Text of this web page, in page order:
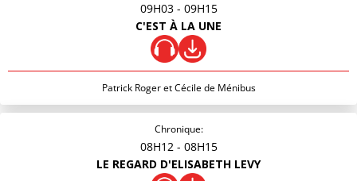
09H03 - 09H15
C'EST À LA UNE
Patrick Roger et Cécile de Ménibus
Chronique:
08H12 - 08H15
LE REGARD D'ELISABETH LEVY